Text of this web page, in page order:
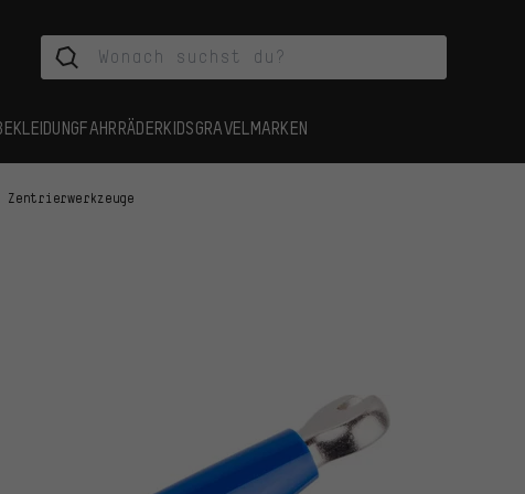
FAHRRÄDERKIDSGRAVEL MARKEN
Zentrierwerkzeuge